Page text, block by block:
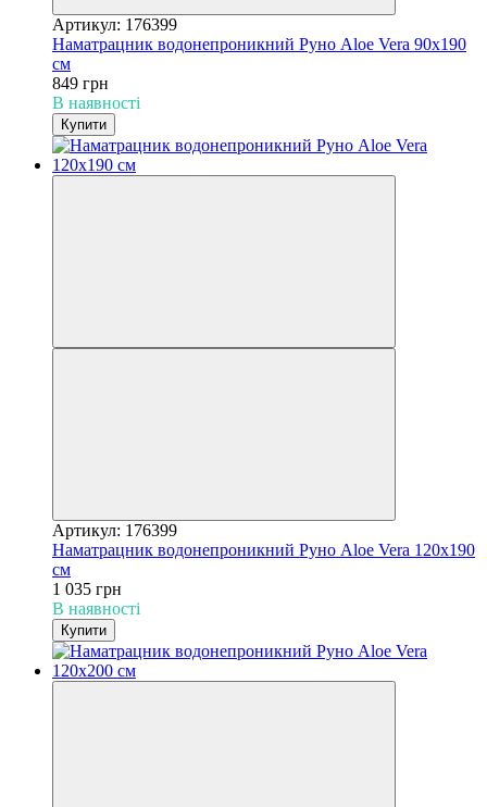
Артикул: 176399
Наматрацник водонепроникний Руно Aloe Vera 90х190
см
849 грн
В наявності
Купити
Артикул: 176399
Наматрацник водонепроникний Руно Aloe Vera 120х190
см
1 035 грн
В наявності
Купити